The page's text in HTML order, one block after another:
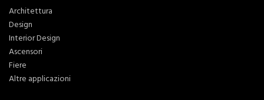
Architettura
Design
Interior Design
Ascensori
Fiere
Altre applicazioni